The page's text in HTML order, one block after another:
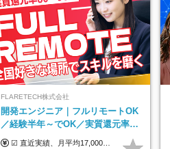
FLARETECH株式会社
開発エンジニア｜フルリモートOK
／経験半年～でOK／実質還元率80
～90%／前給保証／AI系など最先
☑︎ 直近実績、月平均17,000円の昇給 ☑︎ 前職給与100%保証 ☑︎ 実質還元率80～90% ☑︎ 待機時も給与は満額支給 月給35万円～70万円＋交通費など各種手当 ※想定年収：4,200,000円～10,560,000円 ※経験・能力等を考慮の上で決定します。 ※上記金額には、みなし残業手当（50時間分・104,000円～212,000円）を含みます。超過分は別途追加支給します。 ┗残業時間は月平均10時間、多い時でも20時間程度と安定しております ★単価連動型の給与体系ではないため、万が一待機になってもその間の給与は満額支給しています。 ＜1年間の昇給事例をご紹介！＞ ・20代/フロントエンドエンジニア：月給274,000円→月給362,000円（＋88,000円/月） ・20代/iOSエンジニア：月給237,000円→月給287,000円（＋50,000円/月） ・20代/Androidエンジニア：月給316,000円→月給374,000円（＋58,000円/月） ・30代/Javaエンジニア（上流）：月給340,000円→月給418,000円（＋78,000円/月） ・30代/PMO：月給340,000円→月給418,000円（＋78,000円/月）